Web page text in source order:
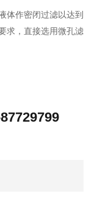
体作密闭过滤以达到
求，直接选用微孔滤